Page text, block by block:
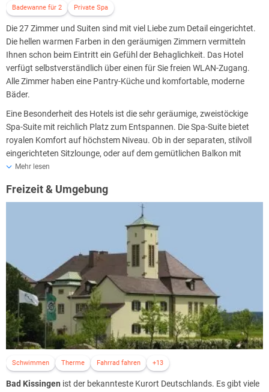
Badewanne für 2 Private Spa
Die 27 Zimmer und Suiten sind mit viel Liebe zum Detail eingerichtet.
Die hellen warmen Farben in den geräumigen Zimmern vermitteln
Ihnen schon beim Eintritt ein Gefühl der Behaglichkeit. Das Hotel
verfügt selbstverständlich über einen für Sie freien WLAN-Zugang.
Alle Zimmer haben eine Pantry-Küche und komfortable, moderne
Bäder.
Eine Besonderheit des Hotels ist die sehr geräumige, zweistöckige
Spa-Suite mit reichlich Platz zum Entspannen. Die Spa-Suite bietet
royalen Komfort auf höchstem Niveau. Ob in der separaten, stilvoll
eingerichteten Sitzlounge, oder auf dem gemütlichen Balkon mit
Ausblick in Richtung Kurpark, hier findet sicher jeder ein Wohlfühl-
Wellnessbereich, der Ihnen täglich von 18:30 bis 23 Uhr zur
Verfügung steht. Für Ihr "Private Spa" können Sie das Infrarotbad, ein
Aromadampfbad und die Pärchenbadewanne ungestört nutzen und
in Ruhe komplett entspannen und abschalten.
Mehr lesen
Freizeit & Umgebung
Schwimmen Therme Fahrrad fahren +13
Bad Kissingen ist der bekannteste Kurort Deutschlands. Es gibt viele